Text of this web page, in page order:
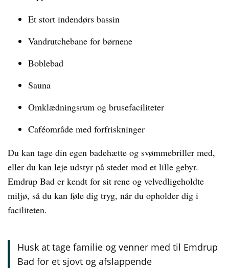
Et stort indendørs bassin
Vandrutchebane for børnene
Boblebad
Sauna
Omklædningsrum og brusefaciliteter
Caféområde med forfriskninger
Du kan tage din egen badehætte og svømmebriller med,
eller du kan leje udstyr på stedet mod et lille gebyr.
Emdrup Bad er kendt for sit rene og velvedligeholdte
miljø, så du kan føle dig tryg, når du opholder dig i
faciliteten.
Husk at tage familie og venner med til Emdrup
Bad for et sjovt og afslappende